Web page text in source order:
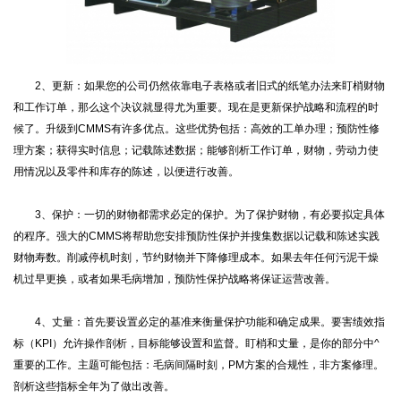
2、更新：如果您的公司仍然依靠电子表格或者旧式的纸笔办法来盯梢财物
和工作订单，那么这个决议就显得尤为重要。现在是更新保护战略和流程的时
候了。升级到CMMS有许多优点。这些优势包括：高效的工单办理；预防性修
理方案；获得实时信息；记载陈述数据；能够剖析工作订单，财物，劳动力使
用情况以及零件和库存的陈述，以便进行改善。
3、保护：一切的财物都需求必定的保护。为了保护财物，有必要拟定具体
的程序。强大的CMMS将帮助您安排预防性保护并搜集数据以记载和陈述实践
财物寿数。削减停机时刻，节约财物并下降修理成本。如果去年任何污泥干燥
机过早更换，或者如果毛病增加，预防性保护战略将保证运营改善。
4、丈量：首先要设置必定的基准来衡量保护功能和确定成果。要害绩效指
标（KPI）允许操作剖析，目标能够设置和监督。盯梢和丈量，是你的部分中^
重要的工作。主题可能包括：毛病间隔时刻，PM方案的合规性，非方案修理。
剖析这些指标全年为了做出改善。